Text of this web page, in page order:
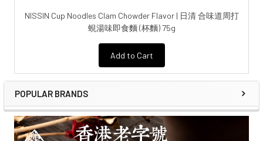
NISSIN Cup Noodles Clam Chowder Flavor | 日清 合味道周打
蜆湯味即食麵 (杯麵) 75g
Add to Cart
POPULAR BRANDS